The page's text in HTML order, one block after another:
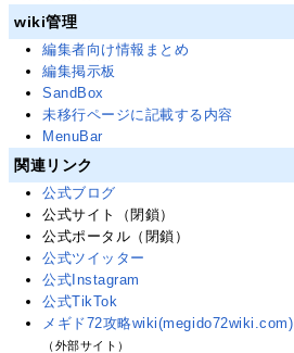
wiki管理
編集者向け情報まとめ
編集掲示板
SandBox
未移行ページに記載する内容
MenuBar
関連リンク
公式ブログ
公式サイト（閉鎖）
公式ポータル（閉鎖）
公式ツイッター
公式Instagram
公式TikTok
メギド72攻略wiki(megido72wiki.com)
（外部サイト）